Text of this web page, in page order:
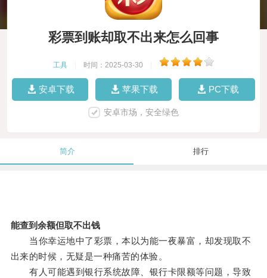
彩票到账却取不出来怎么回事
工具 时间：2025-03-30
安卓下载 苹果下载 PC下载
安卓市场，安全绿色
简介 排行
能查到余额但取不出钱
当你幸运地中了彩票，本以为能一夜暴富，却发现取不
出来的时候，无疑是一种痛苦的体验。
有人可能遇到银行系统故障、银行卡限额等问题，导致